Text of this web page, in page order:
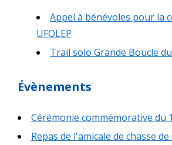
Appel à bénévoles pour la
UFOLEP
Trail solo Grande Boucle
Évènements
Cérémonie commémorative du
Repas de l'amicale de chasse